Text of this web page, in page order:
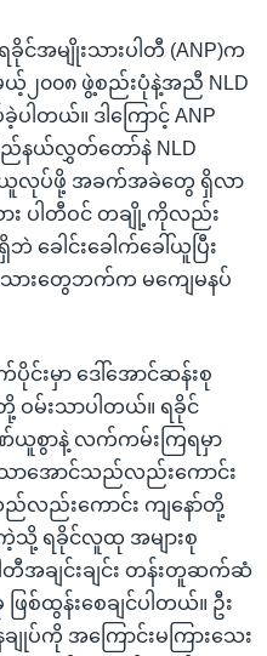
င်အမျိုးသားပါတီ (ANP)က
၀၀၈ ဖွဲ့စည်းပုံနဲ့အညီ NLD
တယ်။ ဒါကြောင့် ANP
ည်နယ်လွှတ်တော်နဲ NLD
အယူလုပ်ဖို့ အခက်အခဲတွေ ရှိလာ
ား ပါတီဝင် တချို့ကိုလည်း
ခေါင်းခေါက်ခေါ်ယူပြီး
ားတွေဘက်က မကျေမနပ်
င်းမှာ ဒေါ်အောင်ဆန်းစု
မ်းသာပါတယ်။ ရခိုင်
ယူစွာနဲ့ လက်ကမ်းကြရမှာ
သာအောင်သည်လည်းကောင်း
လည်းကောင်း ကျနော်တို့
သို့ ရခိုင်လူထု အများစု
အချင်းချင်း တန်းတူဆက်ဆံ
ထွန်းစေချင်ပါတယ်။ ဦး
ပ်ကို အကြောင်းမကြားသေး